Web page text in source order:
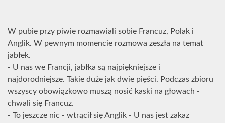
W pubie przy piwie rozmawiali sobie Francuz, Polak i
Anglik. W pewnym momencie rozmowa zeszła na temat
jabłek.
- U nas we Francji, jabłka są najpiękniejsze i
najdorodniejsze. Takie duże jak dwie pięści. Podczas zbioru
wszyscy obowiązkowo muszą nosić kaski na głowach -
chwali się Francuz.
- To jeszcze nic - wtrącił się Anglik - U nas jest zakaz